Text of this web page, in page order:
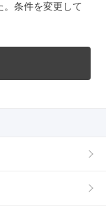
条件を変更して